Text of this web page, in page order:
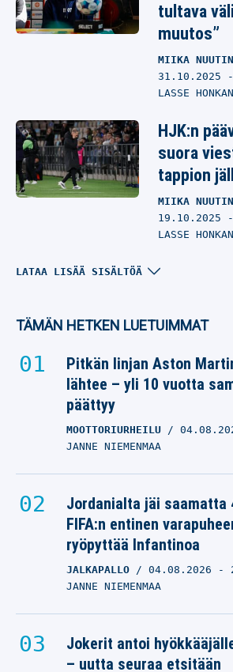
tultava
muutos”
MIIKA
31.10.2025
LASSE
HJK:n
suora
tappion
MIIKA
19.10.2025
LASSE
HJK:n
jälkeen
14.09.2025-
LASSE
vaikeaksi”
MIIKA
18.08.2025
ottelusta
LATAA LISÄÄ SISÄLTÖÄ
TÄMÄN HETKEN LUETUIMMAT
Pitkän linjan Aston
lähtee – yli 10 vuotta
päättyy
MOOTTORIURHEILU
JANNE NIEMENMAA
Jordanialta jäi saamatta
FIFA:n entinen
ryöpyttää Infantinoa
JALKAPALLO 04.08.2026 -
JANNE NIEMENMAA
Jokerit antoi
– uutta seuraa etsitään